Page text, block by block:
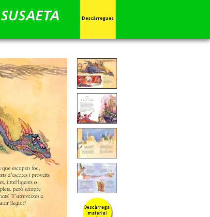
Descàrregues
Descàrrega
material